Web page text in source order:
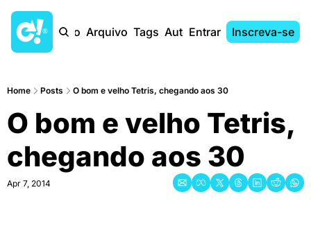
Início Arquivo Tags AutoresEntrar Inscreva-se
Home Posts O bom e velho Tetris, chegando aos 30
O bom e velho Tetris,
chegando aos 30
Apr 7, 2014